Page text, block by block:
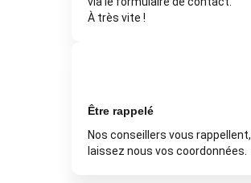
À très vite !
Être rappelé
Nos conseillers vous rappellent,
laissez nous vos coordonnées.